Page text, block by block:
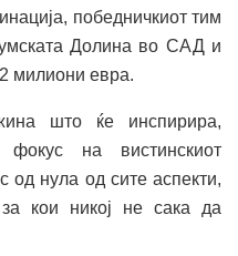
победничкиот тим
Долина во САД и
милиони евра.
што ќе инспирира,
на вистинскиот
од нула од сите аспекти,
кои никој не сака да